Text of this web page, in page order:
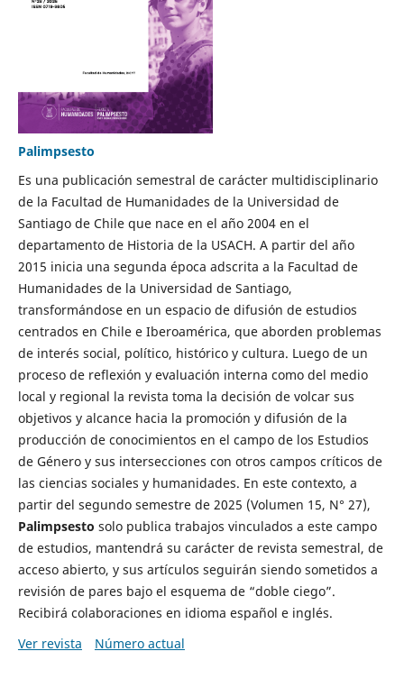
Palimpsesto
Es una publicación semestral de carácter multidisciplinario
de la Facultad de Humanidades de la Universidad de
Santiago de Chile que nace en el año 2004 en el
departamento de Historia de la USACH. A partir del año
2015 inicia una segunda época adscrita a la Facultad de
Humanidades de la Universidad de Santiago,
transformándose en un espacio de difusión de estudios
centrados en Chile e Iberoamérica, que aborden problemas
de interés social, político, histórico y cultura. Luego de un
proceso de reflexión y evaluación interna como del medio
local y regional la revista toma la decisión de volcar sus
objetivos y alcance hacia la promoción y difusión de la
producción de conocimientos en el campo de los Estudios
de Género y sus intersecciones con otros campos críticos de
las ciencias sociales y humanidades. En este contexto, a
partir del segundo semestre de 2025 (Volumen 15, N° 27),
Palimpsesto solo publica trabajos vinculados a este campo
de estudios, mantendrá su carácter de revista semestral, de
acceso abierto, y sus artículos seguirán siendo sometidos a
revisión de pares bajo el esquema de “doble ciego”.
Recibirá colaboraciones en idioma español e inglés.
Ver revista
Número actual